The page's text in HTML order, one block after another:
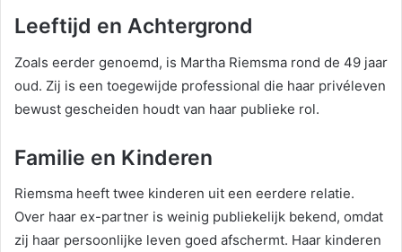
Leeftijd en Achtergrond
Zoals eerder genoemd, is Martha Riemsma rond de 49 jaar
oud. Zij is een toegewijde professional die haar privéleven
bewust gescheiden houdt van haar publieke rol.
Familie en Kinderen
Riemsma heeft twee kinderen uit een eerdere relatie.
Over haar ex-partner is weinig publiekelijk bekend, omdat
zij haar persoonlijke leven goed afschermt. Haar kinderen